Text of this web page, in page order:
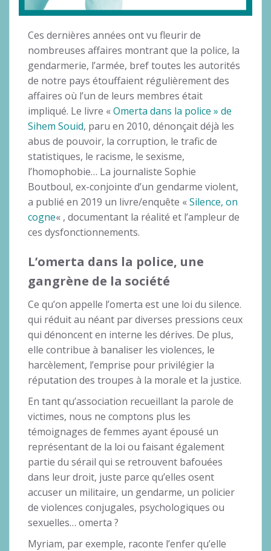
Ces dernières années ont vu fleurir de
nombreuses affaires montrant que la police, la
gendarmerie, l’armée, bref toutes les autorités
de notre pays étouffaient régulièrement des
affaires où l’un de leurs membres était
impliqué. Le livre «Omerta dans la police » de
Sihem Souid, paru en 2010, dénonçait déjà les
abus de pouvoir, la corruption, le trafic de
statistiques, le racisme, le sexisme,
l’homophobie… La journaliste Sophie
Boutboul, ex-conjointe d’un gendarme violent,
a publié en 2019 un livre/enquête «Silence, on
cogne« , documentant la réalité et l’ampleur de
ces dysfonctionnements.
L’omerta dans la police, une
gangrène de la société
Ce qu’on appelle l’omerta est une loi du silence.
qui réduit au néant par diverses pressions ceux
qui dénoncent en interne les dérives. De plus,
elle contribue à banaliser les violences, le
harcèlement, l’emprise pour privilégier la
réputation des troupes à la morale et la justice.
En tant qu’association recueillant la parole de
victimes, nous ne comptons plus les
témoignages de femmes ayant épousé un
représentant de la loi ou faisant également
partie du sérail qui se retrouvent bafouées
dans leur droit, juste parce qu’elles osent
accuser un militaire, un gendarme, un policier
de violences conjugales, psychologiques ou
sexuelles… omerta ?
Myriam, par exemple, raconte l’enfer qu’elle